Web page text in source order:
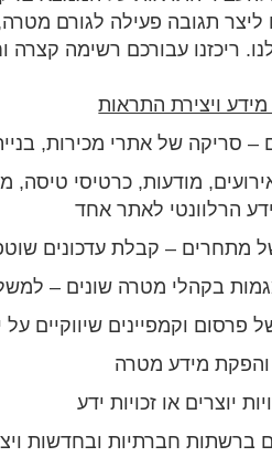
ליצר תגובה פעילה לגורם
ריכזנו עבורכם רשימה קצרה
– סריקה של אתרי מכירות,
מודעות, כרטיסי טיסה,
הרלוונטי לאתר אחד
מתחרים – קבלת עדכונים
בקהלי מטרה שונים –
פרסום וקמפיינים שיווקיים
והפקת מידע מטרה
יוצרים או זכויות ידע
ברשתות חברתיות ובחדשות